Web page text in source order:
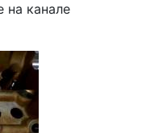
на канале